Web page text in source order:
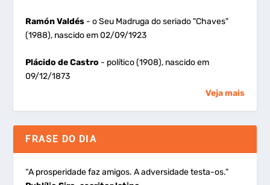
Ramón Valdés - o Seu Madruga do seriado "Chaves"
(1988), nascido em 02/09/1923
Plácido de Castro - político (1908), nascido em
09/12/1873
Veja mais
FRASE DO DIA
“A prosperidade faz amigos. A adversidade testa-os.”